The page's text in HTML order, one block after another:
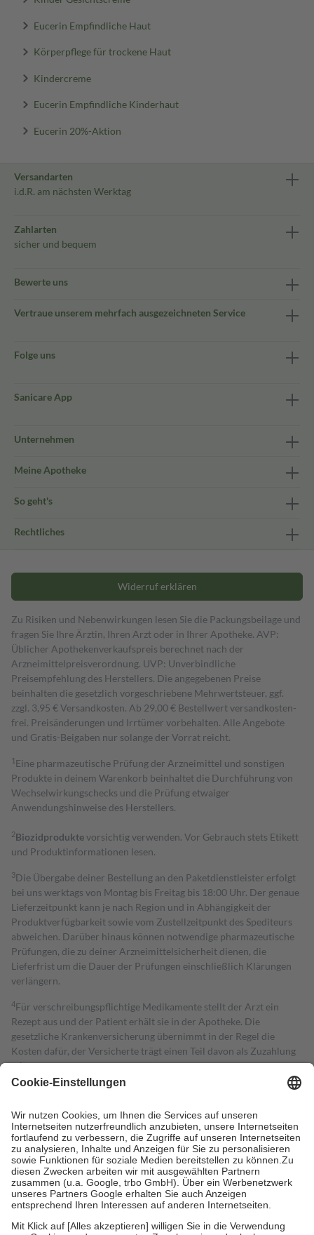
Eucerin Empfindliche Haut
Körperpflege für trockene Haut
Kindercreme
Eucerin Empfindliche Kinderhaut
Eucerin 20%-Aktion
Versandarten
i.d.R. am nächsten Werktag
Zahlarten
sicher und bequem
Bewerte uns
Vertraue unserem mehrfach ausgezeichneten Service
Folge uns
Sanicare App
Unternehmen
Meine Apotheke
So geht's
Rechtliches
Widerruf erklären
Zu Risiken und Nebenwirkungen lesen Sie die Packungsbeilage und
fragen Sie Ihre Ärztin, Ihren Arzt oder in Ihrer Apotheke. AVP:
Üblicher Apothekenverkaufspreis berechnet nach der
Arzneimittelpreisverordnung. UVP: Unverbindliche
Preisempfehlung des Herstellers. Die angegebenen Preise
beinhalten die gesetzlich vorgeschriebene Mehrwertsteuer, ggf.
zzgl. 3,95 € Versandkosten. Ab 29,00 € Bestell­wert versand­kosten­
frei. Preisänderungen und Irrtümer vorbehalten. Alle Angebote
und Gratis-Beigaben nur solange der Vorrat reicht.
1 Eine pharmazeutische Prüfung der Arzneimittel und sonstigen
Produkte in deinem Warenkorb beinhaltet die Durchführung von
Wechselwirkungschecks und die Prüfung etwaiger
Anwendungshinweise des Herstellers.
2Biozidproduktevorsichtig verwenden. Vor Gebrauch stets Etikett
und Produktinformationen lesen.
3Die Übergabe deiner Bestellung an den Paketdienstleister erfolgt
bei uns werktags von Montag bis Freitag bis 18:00 Uhr. Der genaue
Lieferzeitpunkt kann je nach Region und in Abhängigkeit der
Produktverfügbarkeit sowie vom Zustellzeitpunkt des Spediteurs
abweichen. Darüber hinaus können notwendige pharmazeutische
Prüfungen, die zu deiner Arzneimittelsicherheit dienen, die
Lieferfrist um die Dauer der Prüfungen einschließlich Klärungen
verlängern.
4Für verschreibungspflichtige Medikamente stellt der Arzt ein
Rezept aus und der Patient erhält sie in der Apotheke. Die
gesetzliche Krankenversicherung übernimmt in der Regel die
Kosten dafür, der Versicherte trägt einen Teil davon als Zuzahlung
mit.
Grundsätzlich leisten Mitglieder Zuzahlungen in Höhe von zehn
höchstens zehn Euro.
Es sind jedoch nie mehr als die tatsächlichen
Kosten der Leistung zu entrichten.
Diese Regeln gelten grundsätzlich auch für Online-Apotheken.
Bei Heilmitteln und häuslicher Krankenpflege beträgt die
Zuzahlung zehn Prozent der Kosten sowie zehn Euro je
Verordnung.
Um das Engagement der Versicherten für ihre eigene Gesundheit zu
stärken und die besondere Stellung der Familie zu unterstützen,
fallenkeine Zuzahlungenan bei: